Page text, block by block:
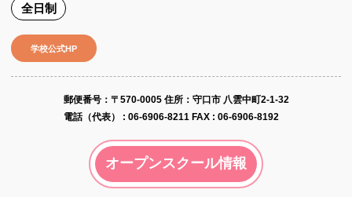
全日制
学校公式HP
郵便番号​：〒570-0005 住所：守口市 八雲中町2-1-32
電話（代表） : 06-6906-8211 FAX : 06-6906-8192
オープンスクール情報